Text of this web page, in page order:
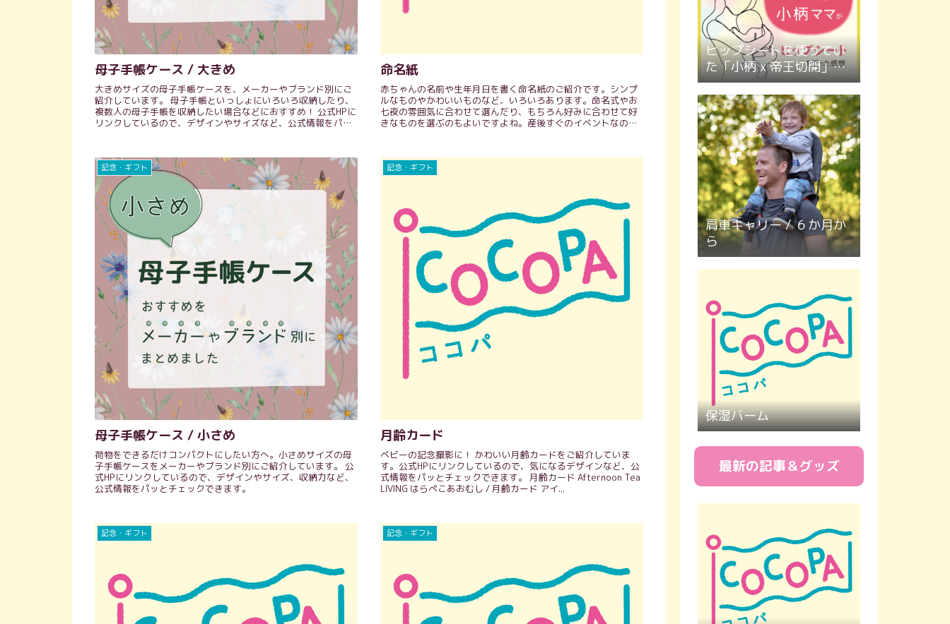
母子手帳ケース / 大きめ
大きめサイズの母子手帳ケースを、メーカーやブランド別にご
紹介しています。 母子手帳といっしょにいろいろ収納したり、
複数人の母子手帳を収納したい場合などにおすすめ！ 公式HPに
リンクしているので、デザインやサイズなど、公式情報をパッ
命名紙
赤ちゃんの名前や生年月日を書く命名紙のご紹介です。シンプ
ルなものやかわいいものなど、いろいろあります。命名式やお
七夜の雰囲気に合わせて選んだり、もちろん好みに合わせて好
きなものを選ぶのもよいですよね。産後すぐのイベントなの
記念・ギフト
母子手帳ケース / 小さめ
荷物をできるだけコンパクトにしたい方へ。小さめサイズの母
子手帳ケースをメーカーやブランド別にご紹介しています。 公
式HPにリンクしているので、デザインやサイズ、収納力など、
公式情報をパッとチェックできます。
記念・ギフト
月齢カード
ベビーの記念撮影に！ かわいい月齢カードをご紹介していま
す。公式HPにリンクしているので、気になるデザインなど、公
式情報をパッとチェックできます。 月齢カード Afternoon Tea
LIVING はらぺこあおむし / 月齢カード アイ...
記念・ギフト 記念・ギフト
ヒップシートを使ってい
た「小柄 x 帝王切開」マ
マの感想
肩車キャリー / ６か月か
ら
保湿バーム
最新の記事＆グッズ